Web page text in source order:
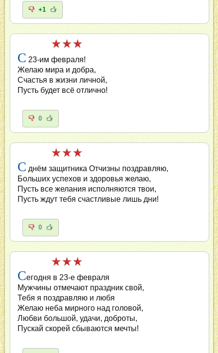
+1
С 23-им февраля!
Желаю мира и добра,
Счастья в жизни личной,
Пусть будет всё отлично!
0
С днём защитника Отчизны поздравляю,
Больших успехов и здоровья желаю,
Пусть все желания исполняются твои,
Пусть ждут тебя счастливые лишь дни!
0
Сегодня в 23-е февраля
Мужчины отмечают праздник свой,
Тебя я поздравляю и любя
Желаю неба мирного над головой,
Любви большой, удачи, доброты,
Пускай скорей сбываются мечты!